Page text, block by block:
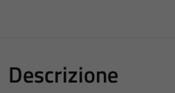
Descrizione